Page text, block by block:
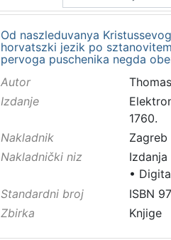
Od naszleduvanya
horvatszki jezik po
pervoga puschenika negda
Autor
Izdanje
1760.
Nakladnik
Zagreb
Nakladnički niz
•
Standardni broj
ISBN
Zbirka
Knjige